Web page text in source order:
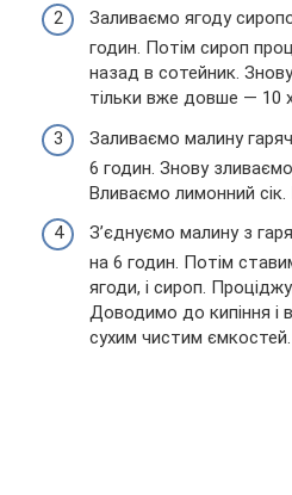
Заливаємо ягоду
годин. Потім сироп
назад в сотейник.
тільки вже довше — 10
Заливаємо малину
6 годин. Знову
Вливаємо лимонний сік.
З’єднуємо малину з
на 6 годин. Потім
ягоди, і сироп.
Доводимо до кипіння і
сухим чистим ємкостей.